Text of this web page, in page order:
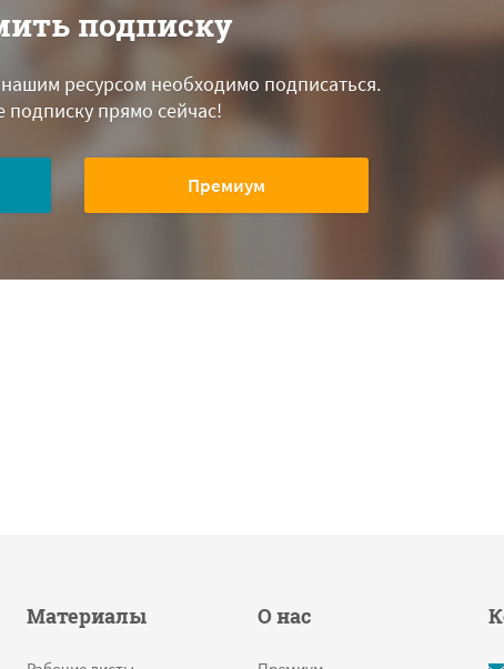
подписку
ресурсом необходимо подписаться.
прямо сейчас!
Премиум
Материалы О нас